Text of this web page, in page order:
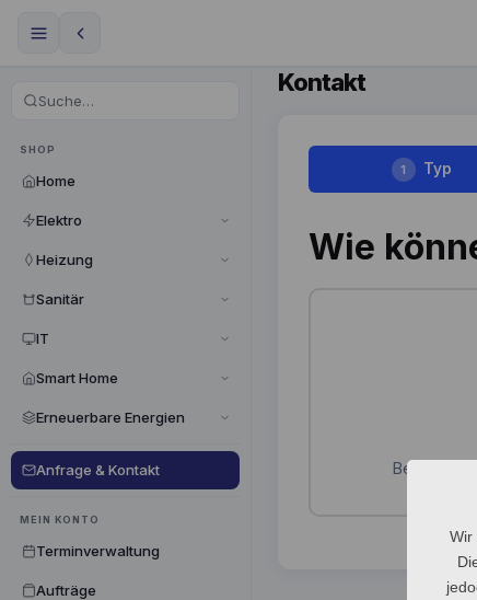
SHOP
Home
Elektro
Heizung
Sanitär
IT
Smart Home
Erneuerbare Energien
Anfrage & Kontakt
MEIN KONTO
Terminverwaltung
Aufträge
Kontakt
1 Typ
Wie
Wir